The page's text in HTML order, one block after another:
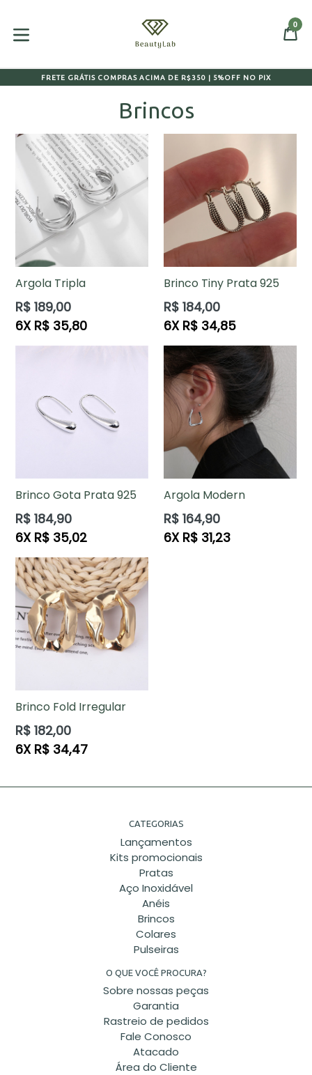
0
FRETE GRÁTIS COMPRAS ACIMA DE R$350 | 5%OFF NO PIX
Brincos
Argola Tripla
Preço
normal
R$ 189,00
6X R$ 35,80
Brinco Tiny Prata 925
Preço
normal
R$ 184,00
6X R$ 34,85
Brinco Gota Prata 925
Preço
normal
R$ 184,90
6X R$ 35,02
Argola Modern
Preço
normal
R$ 164,90
6X R$ 31,23
Brinco Fold Irregular
Preço
normal
R$ 182,00
6X R$ 34,47
CATEGORIAS
Lançamentos
Kits promocionais
Pratas
Aço Inoxidável
Anéis
Brincos
Colares
Pulseiras
O QUE VOCÊ PROCURA?
Sobre nossas peças
Garantia
Rastreio de pedidos
Fale Conosco
Atacado
Área do Cliente